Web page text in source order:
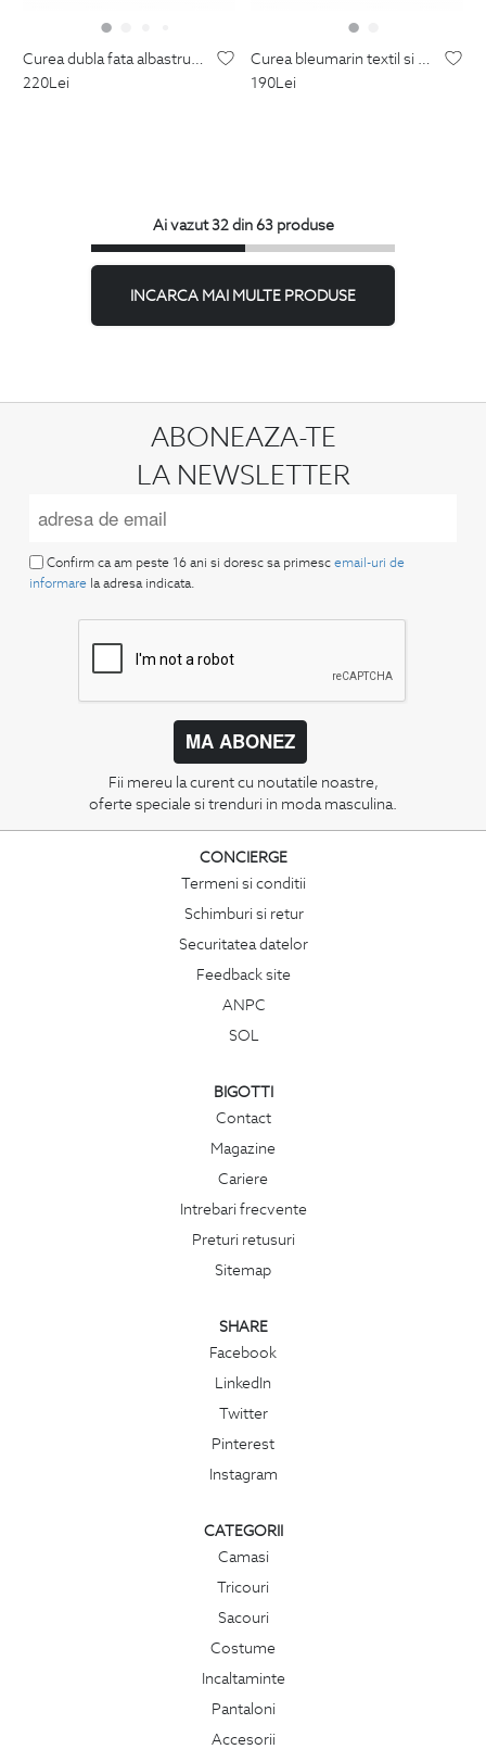
curea dubla fata albastru/maro textil si piele naturala
220Lei
curea bleumarin textil si piele naturala
190Lei
Ai vazut 32 din 63 produse
INCARCA MAI MULTE PRODUSE
ABONEAZA-TE
LA NEWSLETTER
Confirm ca am peste 16 ani si doresc sa primesc email-uri de
informare la adresa indicata.
MA ABONEZ
Fii mereu la curent cu noutatile noastre,
oferte speciale si trenduri in moda masculina.
CONCIERGE
Termeni si conditii
Schimburi si retur
Securitatea datelor
Feedback site
ANPC
SOL
BIGOTTI
Contact
Magazine
Cariere
Intrebari frecvente
Preturi retusuri
Sitemap
SHARE
Facebook
LinkedIn
Twitter
Pinterest
Instagram
CATEGORII
Camasi
Tricouri
Sacouri
Costume
Incaltaminte
Pantaloni
Accesorii